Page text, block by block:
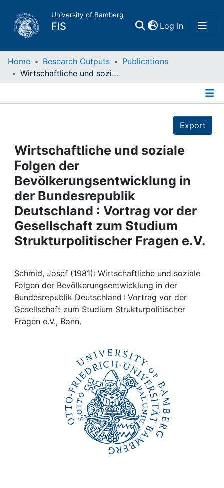
University of Bamberg
FIS Log In(current)
Home
Projects
People
Institutions
Awards
Help
Home Research Outputs
Publications
Wirtschaftliche und soziale Folgen der Bevölkerungsentwicklung in der Bundesrepublik Deutschland : Vortrag vor der Gesellschaft zum Studium Strukturpolitischer Fragen e.V.
Export
Wirtschaftliche und soziale
Folgen der
Bevölkerungsentwicklung in
der Bundesrepublik
Deutschland : Vortrag vor der
Gesellschaft zum Studium
Strukturpolitischer Fragen e.V.
Schmid, Josef (1981): Wirtschaftliche und soziale
Folgen der Bevölkerungsentwicklung in der
Bundesrepublik Deutschland : Vortrag vor der
Gesellschaft zum Studium Strukturpolitischer
Fragen e.V., Bonn.